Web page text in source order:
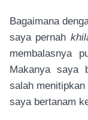
Bagaimana
saya pernah
membalasnya
Makanya saya
salah
saya bertanam